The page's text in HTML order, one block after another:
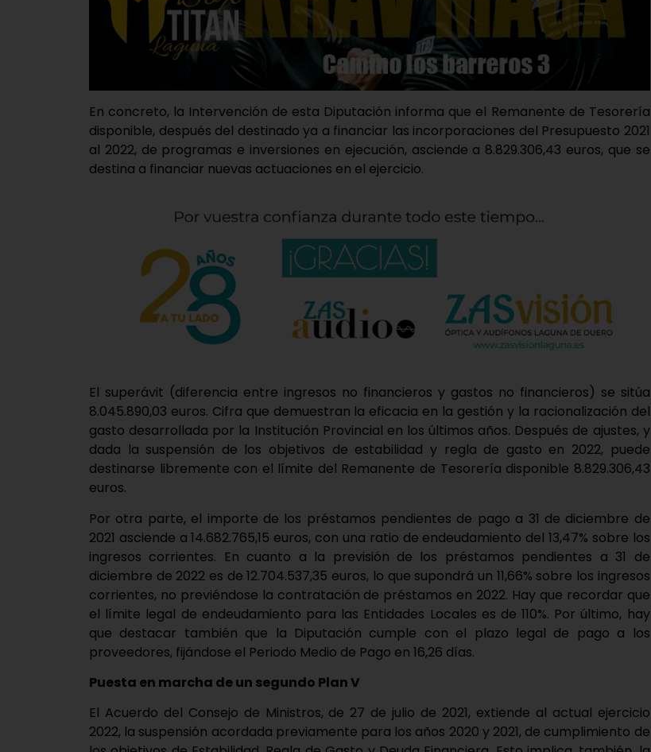
En concreto, la Intervención de esta Diputación informa que el Remanente de Tesorería
disponible, después del destinado ya a financiar las incorporaciones del Presupuesto 2021
al 2022, de programas e inversiones en ejecución, asciende a 8.829.306,43 euros, que se
destina a financiar nuevas actuaciones en el ejercicio.
El superávit (diferencia entre ingresos no financieros y gastos no financieros) se sitúa
8.045.890,03 euros. Cifra que demuestran la eficacia en la gestión y la racionalización del
gasto desarrollada por la Institución Provincial en los últimos años. Después de ajustes, y
dada la suspensión de los objetivos de estabilidad y regla de gasto en 2022, puede
destinarse libremente con el límite del Remanente de Tesorería disponible 8.829.306,43
euros.
Por otra parte, el importe de los préstamos pendientes de pago a 31 de diciembre de
2021 asciende a 14.682.765,15 euros, con una ratio de endeudamiento del 13,47% sobre los
ingresos corrientes. En cuanto a la previsión de los préstamos pendientes a 31 de
diciembre de 2022 es de 12.704.537,35 euros, lo que supondrá un 11,66% sobre los ingresos
corrientes, no previéndose la contratación de préstamos en 2022. Hay que recordar que
el límite legal de endeudamiento para las Entidades Locales es de 110%. Por último, hay
que destacar también que la Diputación cumple con el plazo legal de pago a los
proveedores, fijándose el Periodo Medio de Pago en 16,26 días.
Puesta en marcha de un segundo Plan V
El Acuerdo del Consejo de Ministros, de 27 de julio de 2021, extiende al actual ejercicio
2022, la suspensión acordada previamente para los años 2020 y 2021, de cumplimiento de